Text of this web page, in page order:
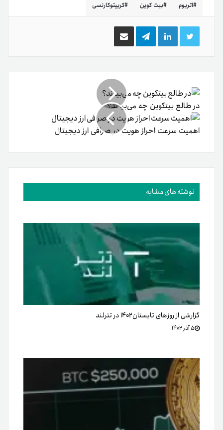
اتریوم بیت کوین کریپتوکارنسی
توییتر لینکدینتلگرام اشتراک
گذاری
ایمیل
در طالع بیتکوین چه می‌بینند؟
اهمیت سرعت احراز هویت در صرافی‌ ارز دیجیتال
نوشته های مشابه
گزارشی از روزهای تابستان۱۴۰۲ در تترلند
۵ آذر ۱۴۰۲